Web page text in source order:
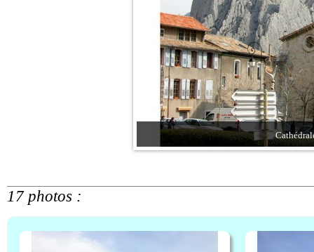
17 photos :